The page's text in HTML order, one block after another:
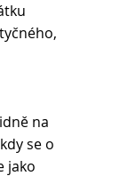
na
se o
jako